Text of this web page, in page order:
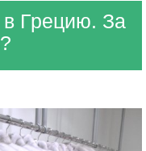
Грецию. За